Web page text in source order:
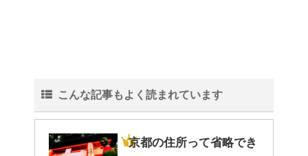
こんな記事もよく読まれています
京都の住所って省略でき